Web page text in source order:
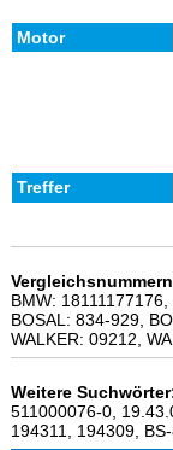
BMW:
BOSAL: 834-929,
WALKER: 09212,
Weitere
511000076-0,
194311, 194309,